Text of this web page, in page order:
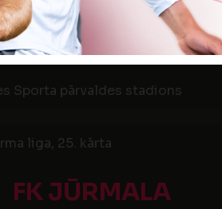
SK DIŽVANAGI
Sporta pārvaldes stadions
liga, 25. kārta
FK JŪRMALA